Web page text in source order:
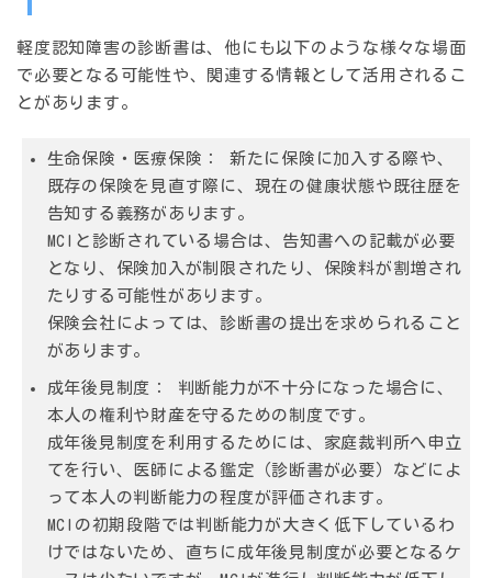
軽度認知障害の診断書は、他にも以下のような様々な場面
で必要となる可能性や、関連する情報として活用されるこ
とがあります。
生命保険・医療保険：
新たに保険に加入する際や、
既存の保険を見直す際に、現在の健康状態や既往歴を
告知する義務があります。
MCIと診断されている場合は、告知書への記載が必要
となり、保険加入が制限されたり、保険料が割増され
たりする可能性があります。
保険会社によっては、診断書の提出を求められること
があります。
成年後見制度：
判断能力が不十分になった場合に、
本人の権利や財産を守るための制度です。
成年後見制度を利用するためには、家庭裁判所へ申立
てを行い、医師による鑑定（診断書が必要）などによ
って本人の判断能力の程度が評価されます。
MCIの初期段階では判断能力が大きく低下しているわ
けではないため、直ちに成年後見制度が必要となるケ